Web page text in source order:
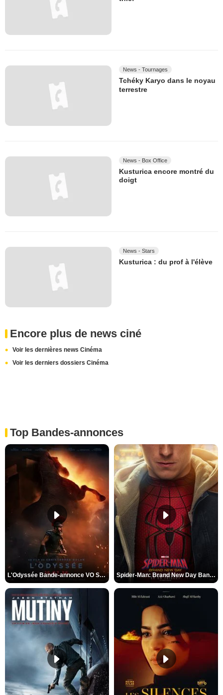
News - Tournages
Tchéky Karyo dans le noyau
terrestre
News - Box Office
Kusturica encore montré du
doigt
News - Stars
Kusturica : du prof à l'élève
Encore plus de news ciné
Voir les dernières news Cinéma
Voir les derniers dossiers Cinéma
Top Bandes-annonces
L'Odyssée Bande-annonce VO STFR Spider-Man: Brand New Day Bande-annonce VO STFR